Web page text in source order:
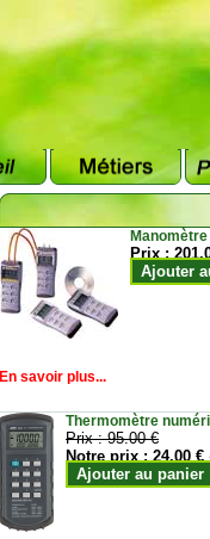
Prix :
Ajouter
En savoir plus...
Thermomètre
Prix :95.00 €
Notre prix :24.00 €
Ajouter au panier